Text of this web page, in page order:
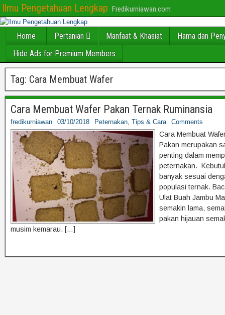
Ilmu Pengetahuan Lengkap Fredikurniawan.com
Home Pertanian Manfaat & Khasiat
Hama dan
Hide Ads for Premium Members
Tag: Cara Membuat Wafer
Cara Membuat Wafer Pakan Ternak Ruminansia
fredikurniawan 03/10/2018 Peternakan, Tips & Cara Comments
Cara Membuat
Pakan merupakan
penting dalam
peternakan.
banyak sesuai
populasi ternak.
Ulat Buah Jambu
semakin lama,
pakan hijauan
musim kemarau. […]